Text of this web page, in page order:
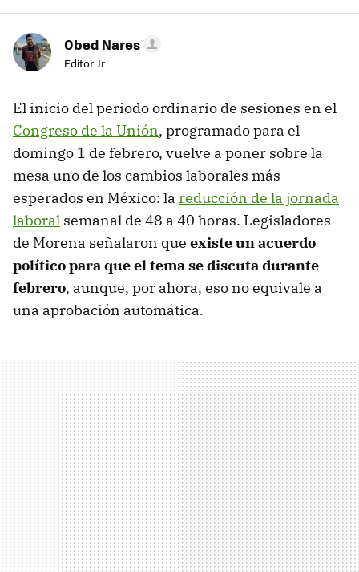
Obed Nares
Editor Jr
El inicio del periodo ordinario de sesiones en el
Congreso de la Unión, programado para el
domingo 1 de febrero, vuelve a poner sobre la
mesa uno de los cambios laborales más
esperados en México: la reducción de la jornada
laboral semanal de 48 a 40 horas. Legisladores
de Morena señalaron que existe un acuerdo
político para que el tema se discuta durante
febrero, aunque, por ahora, eso no equivale a
una aprobación automática.